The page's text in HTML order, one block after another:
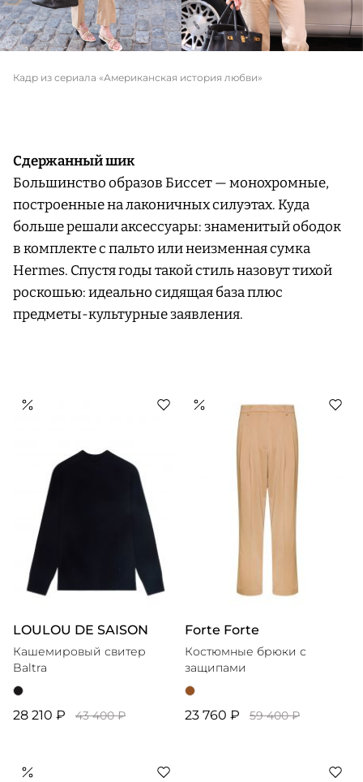
Кадр из сериала «Американская история любви»
Сдержанный шик
Большинство образов Биссет — монохромные,
построенные на лаконичных силуэтах. Куда
больше решали аксессуары: знаменитый ободок
в комплекте с пальто или неизменная сумка
Hermes. Спустя годы такой стиль назовут тихой
роскошью: идеально сидящая база плюс
предметы-культурные заявления.
LOULOU DE SAISON
Кашемировый свитер
Baltra
28 210 ₽ 43 400 ₽
Forte Forte
Костюмные брюки с
защипами
23 760 ₽ 59 400 ₽